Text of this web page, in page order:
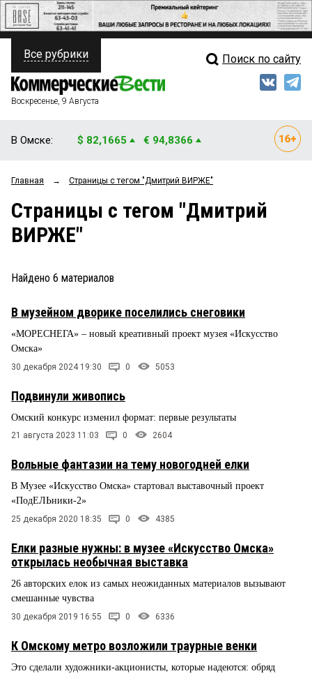
ПОЛИТИКА
ФИНАНСЫ
ОБЩЕСТВО
ЗАКОН
ПРОИСШЕСТВИЯ
СТИЛЬ ЖИЗНИ
Свежий выпуск
Мнения
Рейтинги
Все рубрики Поиск по сайту
Воскресенье, 9 Августа
В Омске: $ 82,1665 € 94,8366
Главная → Страницы c тегом "Дмитрий ВИРЖЕ"
Страницы c тегом "Дмитрий
ВИРЖЕ"
Найдено 6 материалов
В музейном дворике поселились снеговики
«МОРЕСНЕГА» – новый креативный проект музея «Искусство
Омска»
30 декабря 2024 19:30 0 5053
Подвинули живопись
Омский конкурс изменил формат: первые результаты
21 августа 2023 11:03 0 2604
Вольные фантазии на тему новогодней елки
В Музее «Искусство Омска» стартовал выставочный проект
«ПодЕЛЬники-2»
25 декабря 2020 18:35 0 4385
Елки разные нужны: в музее «Искусство Омска»
открылась необычная выставка
26 авторских елок из самых неожиданных материалов вызывают
смешанные чувства
30 декабря 2019 16:55 0 6336
К Омскому метро возложили траурные венки
Это сделали художники-акционисты, которые надеются: обряд